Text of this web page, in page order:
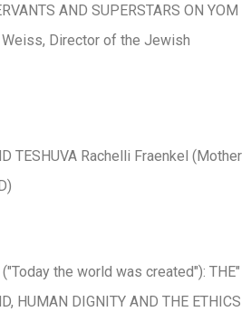
AND SUPERSTARS ON YOM
Director of the Jewish
TESHUVA Rachelli Fraenkel (Mother
("Today the world was created"): THE
HUMAN DIGNITY AND THE ETHICS